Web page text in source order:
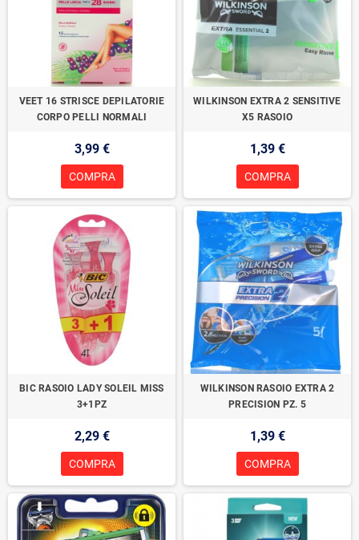
VEET 16 STRISCE DEPILATORIE
CORPO PELLI NORMALI
3,99 €
COMPRA
WILKINSON EXTRA 2 SENSITIVE
X5 RASOIO
1,39 €
COMPRA
BIC RASOIO LADY SOLEIL MISS
3+1PZ
2,29 €
COMPRA
WILKINSON RASOIO EXTRA 2
PRECISION PZ. 5
1,39 €
COMPRA